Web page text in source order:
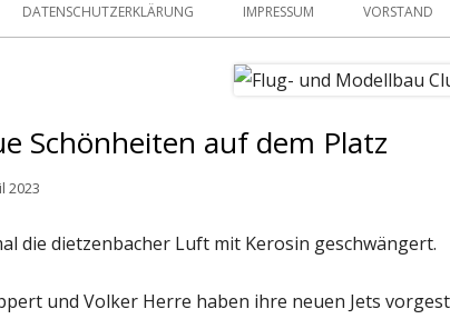
2019
2016
2014
DATENSCHUTZERKLÄRUNG IMPRESSUM VORSTAND
Schönheiten auf dem Platz
2023
die dietzenbacher Luft mit Kerosin geschwängert.
und Volker Herre haben ihre neuen Jets